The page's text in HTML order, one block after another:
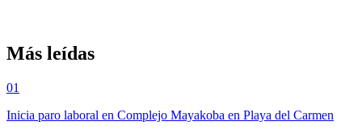
Más leídas
01
Inicia paro laboral en Complejo Mayakoba en Playa del Carmen